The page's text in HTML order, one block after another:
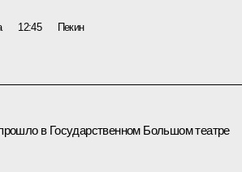
12:45 Пекин
в Государственном Большом театре